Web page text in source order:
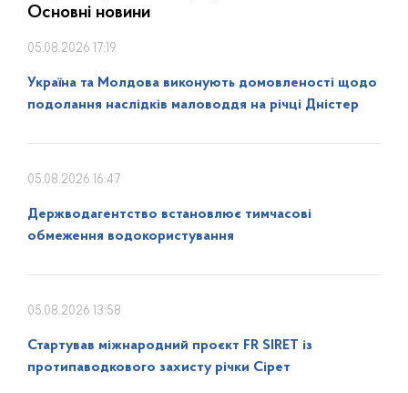
Основні новини
05.08.2026 17:19
Україна та Молдова виконують домовленості щодо
подолання наслідків маловоддя на річці Дністер
05.08.2026 16:47
Держводагентство встановлює тимчасові
обмеження водокористування
05.08.2026 13:58
Стартував міжнародний проєкт FR SIRET із
протипаводкового захисту річки Сірет